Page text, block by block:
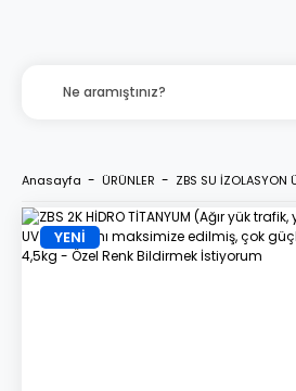
Anasayfa ÜRÜNLER ZBS SU İZOLASYON
YENİ